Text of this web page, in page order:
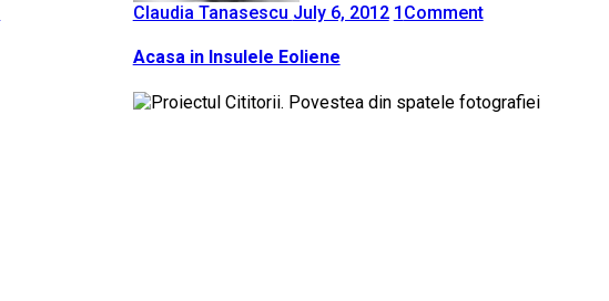
Claudia Tanasescu July 6, 2012 1 Comment
Acasa in Insulele Eoliene